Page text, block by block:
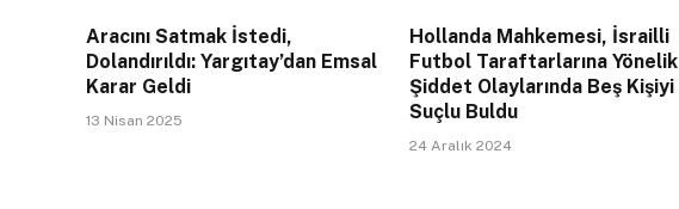
Aracını Satmak İstedi,
Dolandırıldı: Yargıtay’dan Emsal
Karar Geldi
13 Nisan 2025
Hollanda Mahkemesi, İsrailli
Futbol Taraftarlarına Yönelik
Şiddet Olaylarında Beş Kişiyi
Suçlu Buldu
24 Aralık 2024